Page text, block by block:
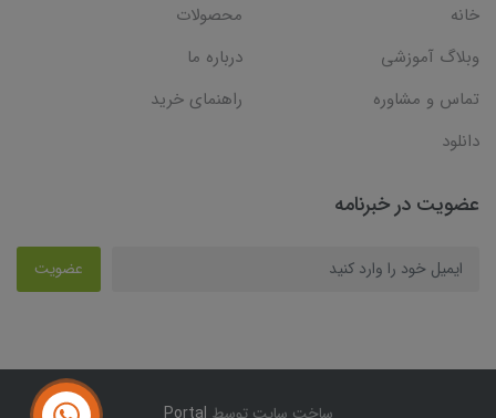
خانه
محصولات
وبلاگ آموزشی
درباره ما
تماس و مشاوره
راهنمای خرید
دانلود
عضویت در خبرنامه
عضویت